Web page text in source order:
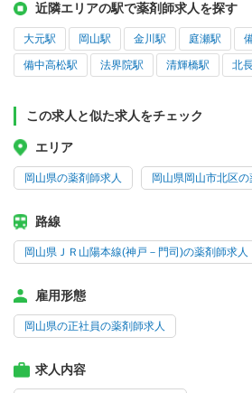
近隣エリアの駅で薬剤師求人を探す
大元駅 岡山駅 金川駅 庭瀬駅
備中高松駅 法界院駅 清輝橋駅 北
この求人と似た求人をチェック
エリア
岡山県の薬剤師求人 岡山県岡山市北区の
路線
岡山県ＪＲ山陽本線(神戸－門司)の薬剤師求人
雇用形態
岡山県の正社員の薬剤師求人
求人内容